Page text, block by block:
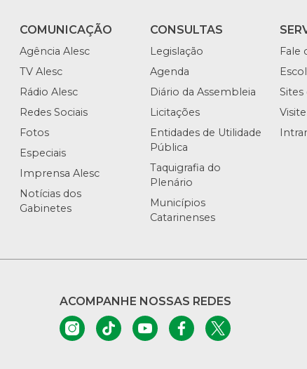
COMUNICAÇÃO
Agência Alesc
TV Alesc
Rádio Alesc
Redes Sociais
Fotos
Especiais
Imprensa Alesc
Notícias dos
Gabinetes
CONSULTAS
Legislação
Agenda
Diário da Assembleia
Licitações
Entidades de Utilidade
Pública
Taquigrafia do
Plenário
Municípios
Catarinenses
Fale
Sites
ACOMPANHE NOSSAS REDES